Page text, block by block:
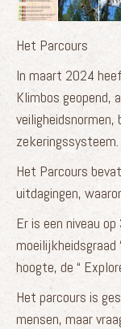
Het Parcours
In maart 2024
Klimbos geopend,
veiligheidsnormen,
zekeringssysteem.
Het Parcours
uitdagingen,
Er is een niveau
moeilijkheidsgraad
hoogte, de “
Het parcours is
mensen, maar